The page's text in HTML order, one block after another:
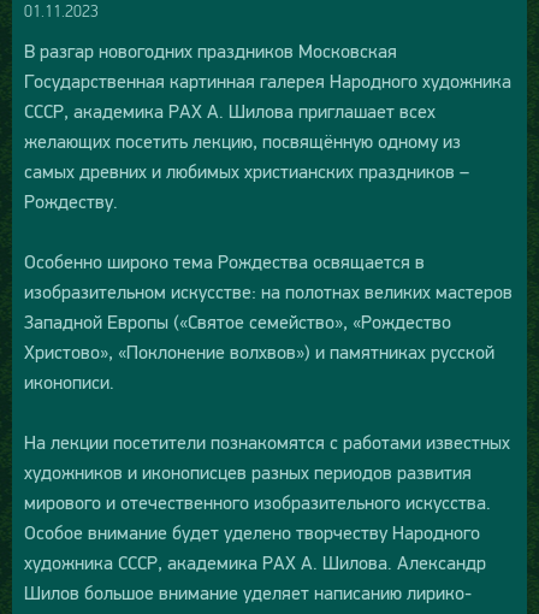
01.11.2023
В разгар новогодних праздников Московская
Государственная картинная галерея Народного художника
СССР, академика РАХ А. Шилова приглашает всех
желающих посетить лекцию, посвящённую одному из
самых древних и любимых христианских праздников –
Рождеству.
Особенно широко тема Рождества освящается в
изобразительном искусстве: на полотнах великих мастеров
Западной Европы («Святое семейство», «Рождество
Христово», «Поклонение волхвов») и памятниках русской
иконописи.
На лекции посетители познакомятся с работами известных
художников и иконописцев разных периодов развития
мирового и отечественного изобразительного искусства.
Особое внимание будет уделено творчеству Народного
художника СССР, академика РАХ А. Шилова. Александр
Шилов большое внимание уделяет написанию лирико-